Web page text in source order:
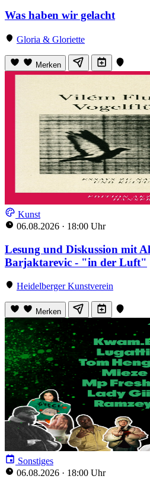
Was haben wir gelacht
Gloria & Gloriette
Merken
Kunst
06.08.2026 · 18:00 Uhr
Lesung und Diskussion mit
Barjaktarevic - "in der Luft"
Heidelberger Kunstverein
Merken
Sonstiges
06.08.2026 · 18:00 Uhr